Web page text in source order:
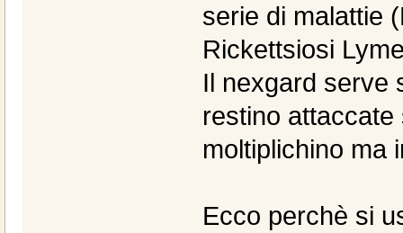
serie di malattie
Rickettsiosi
Il nexgard serve
restino
moltiplichino ma
Ecco perchè si